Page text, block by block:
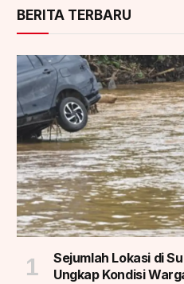
BERITA TERBARU
Sejumlah Lokasi di
Ungkap Kondisi